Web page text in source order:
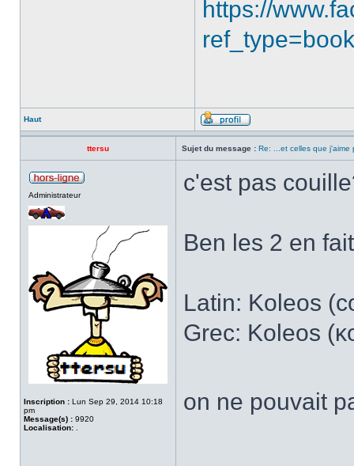
https://
Haut
ttersu Sujet du message : Re: ...et celles que j'aime
Administrateur
Inscription : Lun Sep 29, 2014 10:18
pm
Message(s) : 9920
Localisation:
c'est pas
Ben les 2 en
Latin: Koleos
Grec: Koleos
on ne pouvait